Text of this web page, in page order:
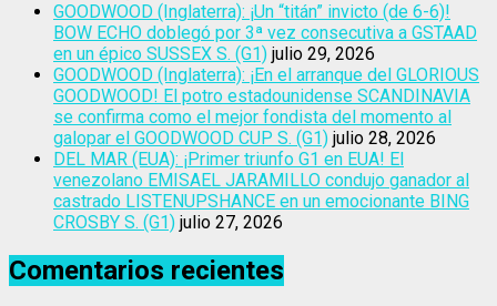
GOODWOOD (Inglaterra): ¡Un “titán” invicto (de 6-6)!
BOW ECHO doblegó por 3ª vez consecutiva a GSTAAD
en un épico SUSSEX S. (G1) julio 29, 2026
GOODWOOD (Inglaterra): ¡En el arranque del GLORIOUS
GOODWOOD! El potro estadounidense SCANDINAVIA
se confirma como el mejor fondista del momento al
galopar el GOODWOOD CUP S. (G1) julio 28, 2026
DEL MAR (EUA): ¡Primer triunfo G1 en EUA! El
venezolano EMISAEL JARAMILLO condujo ganador al
castrado LISTENUPSHANCE en un emocionante BING
CROSBY S. (G1) julio 27, 2026
Comentarios recientes